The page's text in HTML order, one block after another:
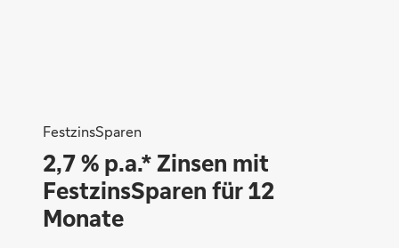
FestzinsSparen
2,7 % p.a.* Zinsen mit
FestzinsSparen für 12
Monate